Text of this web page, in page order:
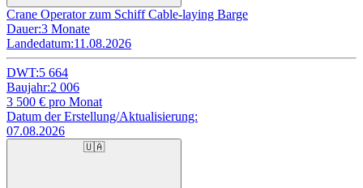
Crane Operator zum Schiff Cable-laying Barge
Dauer:3 Monate
Landedatum:11.08.2026
DWT:5 664
Baujahr:2 006
3 500 € pro Monat
Datum der Erstellung/Aktualisierung:
07.08.2026
🇺🇦